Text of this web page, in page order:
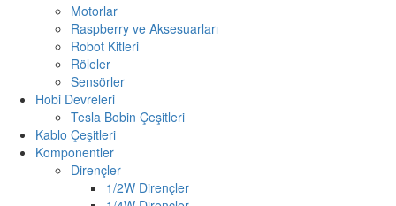
Motorlar
Raspberry ve Aksesuarları
Robot Kitleri
Röleler
Sensörler
Hobi Devreleri
Tesla Bobin Çeşitleri
Kablo Çeşitleri
Komponentler
Dirençler
1/2W Dirençler